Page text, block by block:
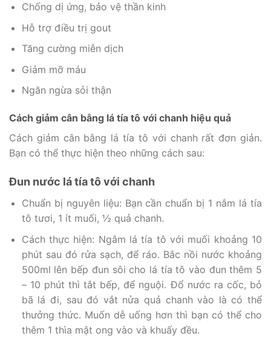
Chống dị ứng, bảo vệ thần kinh
Hỗ trợ điều trị gout
Tăng cường miễn dịch
Giảm mỡ máu
Ngăn ngừa sỏi thận
Cách giảm cân bằng lá tía tô với chanh hiệu quả
Cách giảm cân bằng lá tía tô với chanh rất đơn giản.
Bạn có thể thực hiện theo những cách sau:
Đun nước lá tía tô với chanh
Chuẩn bị nguyên liệu: Bạn cần chuẩn bị 1 nắm lá tía
tô tươi, 1 ít muối, ½ quả chanh.
Cách thực hiện: Ngâm lá tía tô với muối khoảng 10
phút sau đó rửa sạch, để ráo. Bắc nồi nước khoảng
500ml lên bếp đun sôi cho lá tía tô vào đun thêm 5
– 10 phút thì tắt bếp, để nguội. Đổ nước ra cốc, bỏ
bã lá đi, sau đó vắt nửa quả chanh vào là có thể
thưởng thức. Muốn dễ uống hơn thì bạn có thể cho
thêm 1 thìa mật ong vào và khuấy đều.